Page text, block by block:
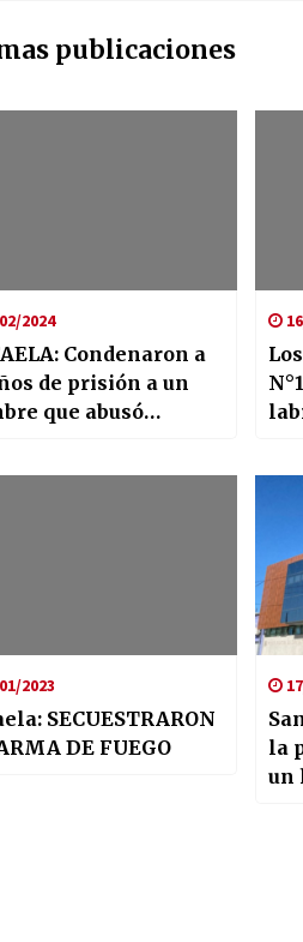
publicaciones
2024
Condenaron a
de prisión a un
que abusó
2023
SECUESTRARON
DE FUEGO
la
un